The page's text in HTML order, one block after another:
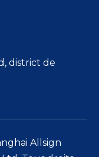
district de
Allsign